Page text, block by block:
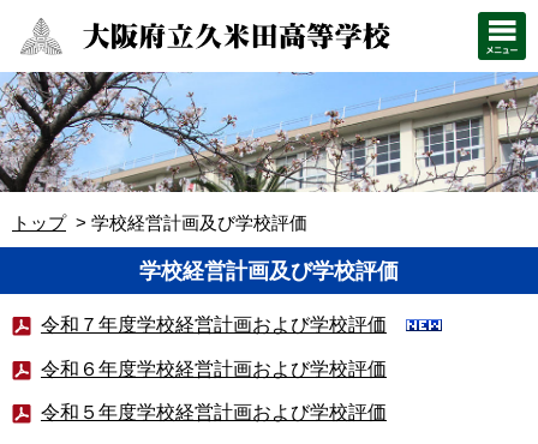
トップ 学校経営計画及び学校評価
学校経営計画及び学校評価
令和７年度学校経営計画および学校評価
令和６年度学校経営計画および学校評価
令和５年度学校経営計画および学校評価